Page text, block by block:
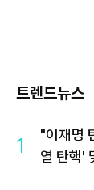
트렌드뉴스
1
"이재명
열 탄핵'